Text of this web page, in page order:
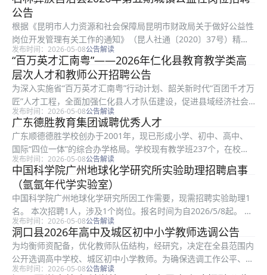
（商院〔2023〕9号）等招聘有关规定，现将2026年硕士教师招聘
公告如...
公告
根据《昆明市人力资源和社会保障局昆明市财政局关于做好公益性
岗位开发管理有关工作的通知》（昆人社通〔2020〕37号）精
神，按照公开、公平、公正的原则，为做好石林彝族自治县（以下
简称石林县）城镇公益性岗位开发管理工作，现将2026年第五期
城镇...
发布时间：2026-05-08公告解读
“百万英才汇南粤”——2026年仁化县教育教学类高
层次人才和教师公开招聘公告
为深入实施省“百万英才汇南粤”行动计划、韶关新时代“百团千才万
匠”人才工程，全面加强仁化县人才队伍建设，促进县域经济社会
高质量发展，根据《事业单位人事管理条例》（国务院令第652
号）、《广东省事业单位公开招聘人员办法》（粤府令第301号）
规...
发布时间：2026-05-08公告解读
广东德胜教育集团诚聘优秀人才
广东顺德德胜学校创办于2001年，现已形成小学、初中、高中、
国际“四位一体”的综合办学格局。学校现有教学班237个，在校生
9693人，共培养超过三万名毕业生，其中不乏考入国内双一流名
校和世界排名前100学府的优秀学生，包括清华北大、剑桥牛津...
发布时间：2026-05-08公告解读
中国科学院广州地球化学研究所实验助理招聘启事
（氩氩年代学实验室）
中国科学院广州地球化学研究所因工作需要，现需招聘实验助理1
名。 本次招聘1人，涉及1个岗位。报名时间为自2026/5/8起。 完
整招聘岗位、报名条件、招聘流程及注意事项，请点击链接查看：
https://www.fenbi.com/page...
发布时间：2026-05-08公告解读
洞口县2026年高中及城区初中小学教师选调公告
为均衡师资配备，优化教师队伍结构，经研究，决定在全县范围内
公开选调高中学校、城区初中小学教师。为确保选调工作公平、公
正、公开、有序进行，现将有关事项公告如下： 本次招聘158人，
发布时间：2026-05-08公告解读